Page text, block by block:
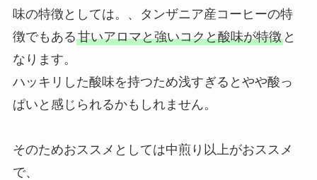
味の特徴としては。、タンザニア産コーヒーの特
徴でもある甘いアロマと強いコクと酸味が特徴と
なります。
ハッキリした酸味を持つため浅すぎるとやや酸っ
ぱいと感じられるかもしれません。
そのためおススメとしては中煎り以上がおススメ
で、